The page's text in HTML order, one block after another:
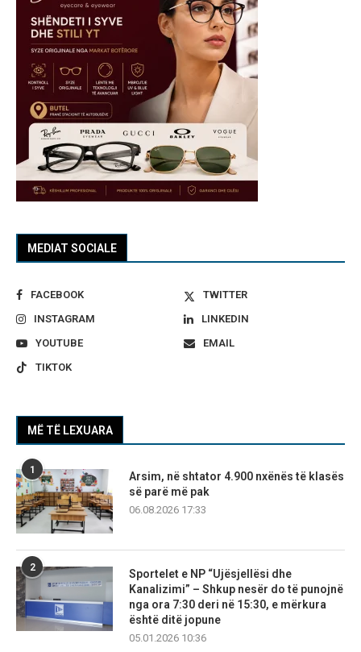
MEDIAT SOCIALE
FACEBOOK
TWITTER
INSTAGRAM
LINKEDIN
YOUTUBE
EMAIL
TIKTOK
MË TË LEXUARA
1
Arsim, në shtator 4.900 nxënës të klasës
së parë më pak
06.08.2026 17:33
2
Sportelet e NP “Ujësjellësi dhe
Kanalizimi” – Shkup nesër do të punojnë
nga ora 7:30 deri në 15:30, e mërkura
është ditë jopune
05.01.2026 10:36